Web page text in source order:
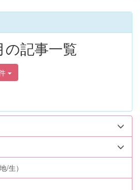
記事一覧
/生）